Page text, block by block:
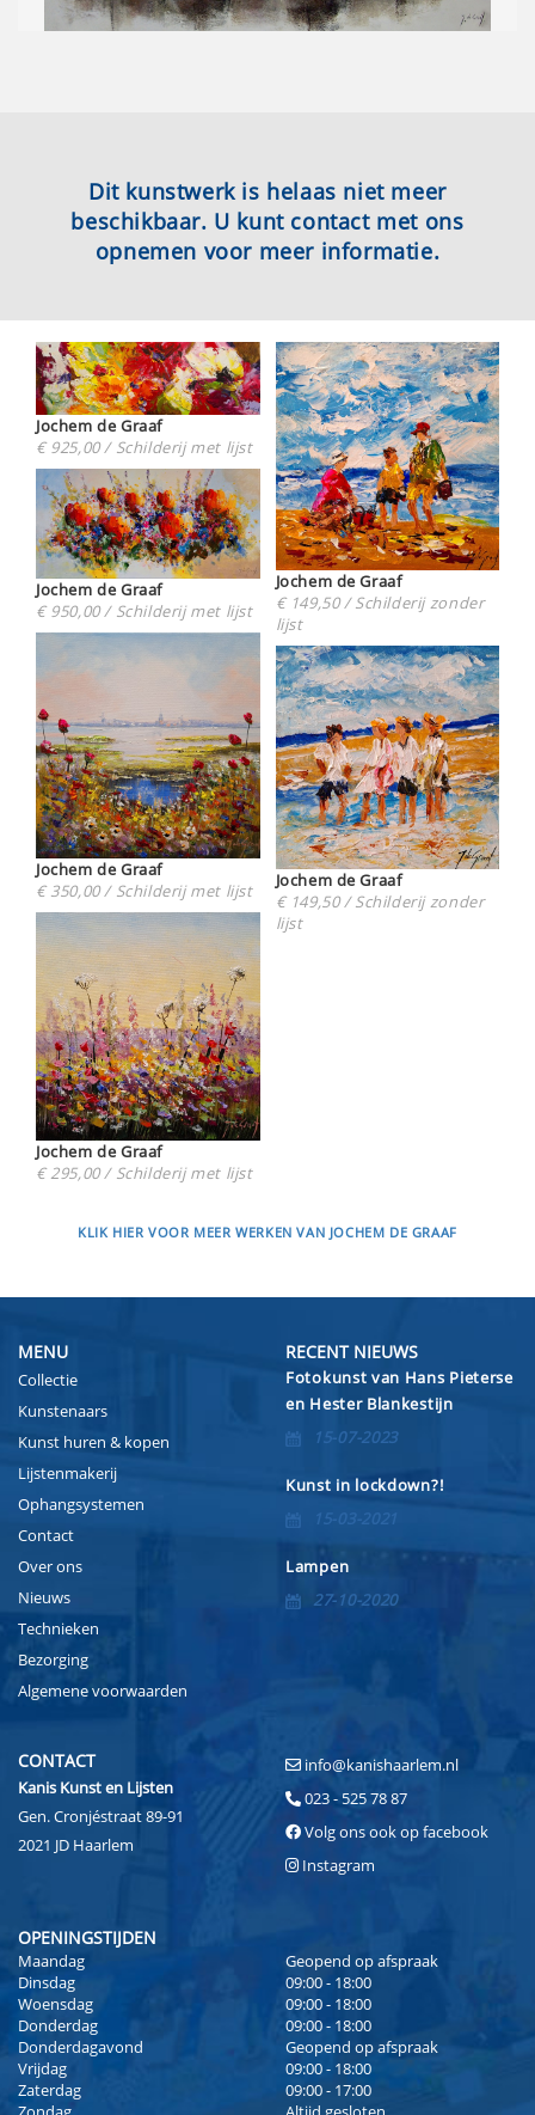
Dit kunstwerk is helaas niet meer
beschikbaar. U kunt contact met ons
opnemen voor meer informatie.
Jochem de Graaf
€ 925,00 / Schilderij met lijst
Jochem de Graaf
€ 950,00 / Schilderij met lijst
Jochem de Graaf
€ 350,00 / Schilderij met lijst
Jochem de Graaf
€ 295,00 / Schilderij met lijst
Jochem de Graaf
€ 149,50 / Schilderij zonder
lijst
Jochem de Graaf
€ 149,50 / Schilderij zonder
lijst
KLIK HIER VOOR MEER WERKEN VAN JOCHEM DE GRAAF
MENU
Collectie
Kunstenaars
Kunst huren & kopen
Lijstenmakerij
Ophangsystemen
Contact
Over ons
Nieuws
Technieken
Bezorging
Algemene voorwaarden
RECENT NIEUWS
Fotokunst van Hans Pieterse
en Hester Blankestijn
15-07-2023
Kunst in lockdown?!
15-03-2021
Lampen
27-10-2020
CONTACT
Kanis Kunst en Lijsten
Gen. Cronjéstraat 89-91
2021 JD Haarlem
info@kanishaarlem.nl
023 - 525 78 87
Volg ons ook op facebook
Instagram
OPENINGSTIJDEN
Maandag
Geopend op afspraak
Dinsdag
09:00 - 18:00
Woensdag
09:00 - 18:00
Donderdag
09:00 - 18:00
Donderdagavond
Geopend op afspraak
Vrijdag
09:00 - 18:00
Zaterdag
09:00 - 17:00